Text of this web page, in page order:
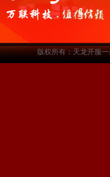
版权所有：天龙开服一